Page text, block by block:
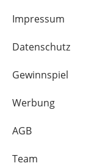
Impressum
Datenschutz
Gewinnspiel
Werbung
AGB
Team